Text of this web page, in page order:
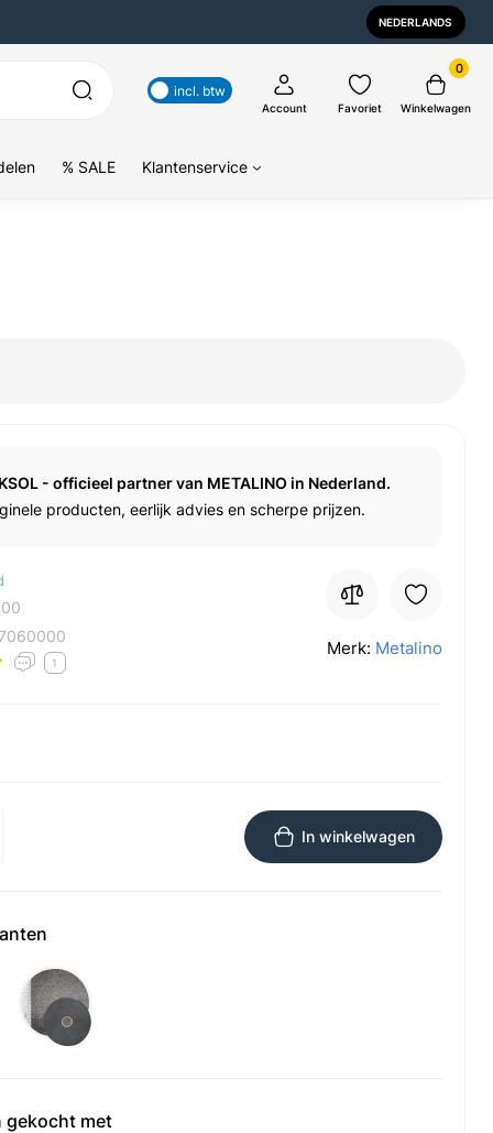
NEDERLANDS
incl. btw
Account Favoriet
0
Winkelwagen
% SALE Klantenservice
- officieel partner van METALINO in Nederland.
producten, eerlijk advies en scherpe prijzen.
1
Merk: Metalino
In winkelwagen
gekocht met